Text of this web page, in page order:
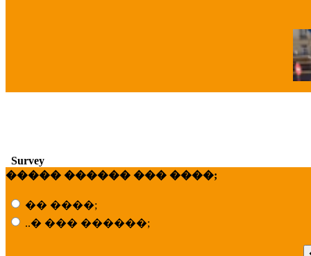
Survey
����� ������ ��� ����;
�� ����;
..� ��� ������;